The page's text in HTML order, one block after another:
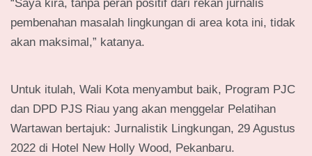
“Saya kira, tanpa peran positif dari rekan jurnalis
pembenahan masalah lingkungan di area kota ini, tidak
akan maksimal,” katanya.
Untuk itulah, Wali Kota menyambut baik, Program PJC
dan DPD PJS Riau yang akan menggelar Pelatihan
Wartawan bertajuk: Jurnalistik Lingkungan, 29 Agustus
2022 di Hotel New Holly Wood, Pekanbaru.